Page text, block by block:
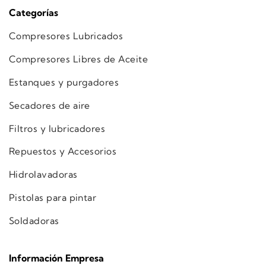
Categorías
Compresores Lubricados
Compresores Libres de Aceite
Estanques y purgadores
Secadores de aire
Filtros y lubricadores
Repuestos y Accesorios
Hidrolavadoras
Pistolas para pintar
Soldadoras
Información Empresa